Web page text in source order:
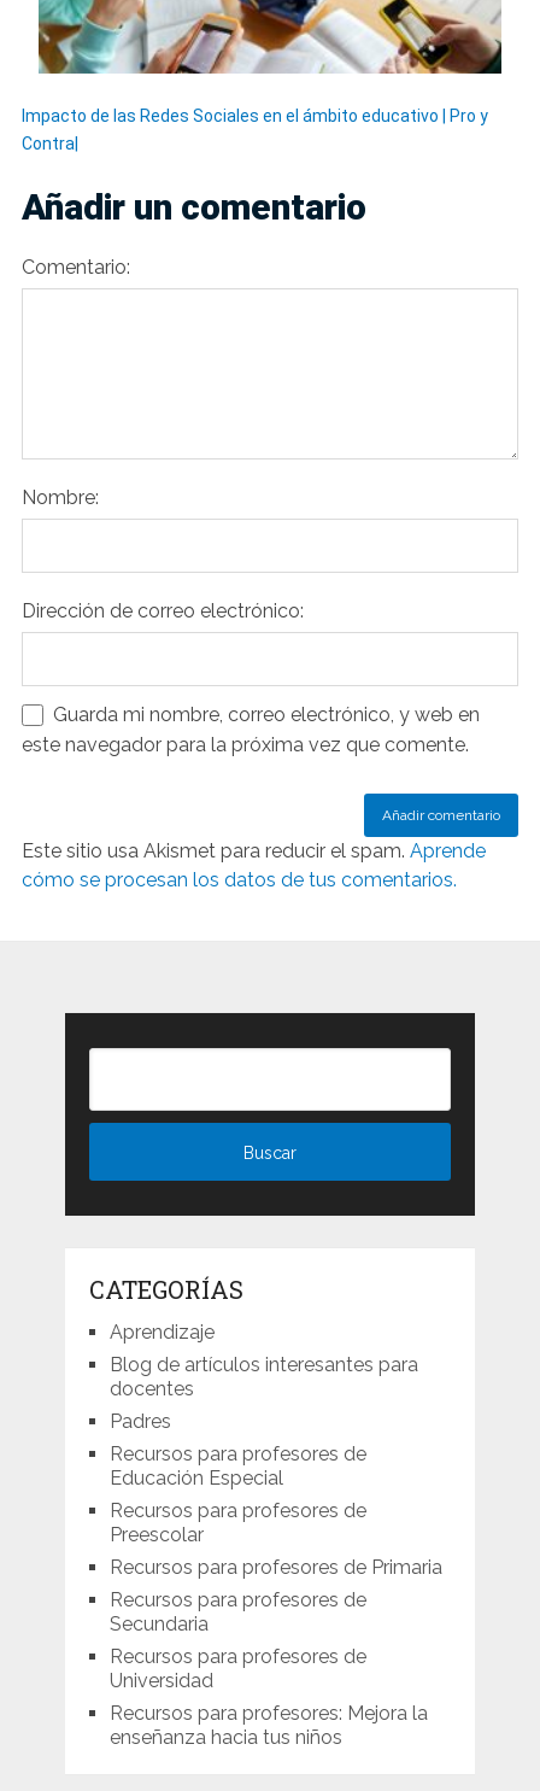
Impacto de las Redes Sociales en el ámbito educativo | Pro y
Contra|
Añadir un comentario
Comentario:
Nombre:
Dirección de correo electrónico:
Guarda mi nombre, correo electrónico, y web en
este navegador para la próxima vez que comente.
Este sitio usa Akismet para reducir el spam. Aprende
cómo se procesan los datos de tus comentarios.
CATEGORÍAS
Aprendizaje
Blog de artículos interesantes para
docentes
Padres
Recursos para profesores de
Educación Especial
Recursos para profesores de
Preescolar
Recursos para profesores de Primaria
Recursos para profesores de
Secundaria
Recursos para profesores de
Universidad
Recursos para profesores: Mejora la
enseñanza hacia tus niños